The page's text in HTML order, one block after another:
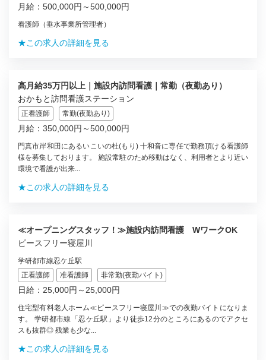
月給：500,000円～500,000円
看護師（垂水事業所管理者）
★この求人の詳細を見る
高月給35万円以上｜施設内訪問看護｜常勤（夜勤あり）
おかもと訪問看護ステーション
正看護師 常勤(夜勤あり)
月給：350,000円～500,000円
門真市岸和田にあるいこいの杜(もり) 十和音に専任で勤務頂ける看護師
様を募集しております。 施設常駐のため移動はなく、利用者とより近い
環境で看護が出来...
★この求人の詳細を見る
≪オープニングスタッフ！≫施設内訪問看護 WワークOK
ピースフリー寝屋川
学研都市線忍ケ丘駅
正看護師
准看護師 非常勤(夜勤バイト)
日給：25,000円～25,000円
住宅型有料老人ホーム≪ピースフリー寝屋川≫での夜勤バイトになりま
す。 学研都市線「忍ケ丘駅」より徒歩12分のところにあるのでアクセ
スも抜群◎ 残業も少な...
★この求人の詳細を見る